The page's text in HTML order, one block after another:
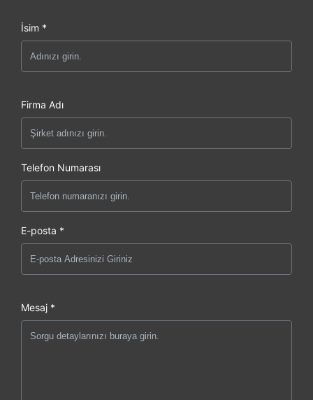
İsim *
Firma Adı
Telefon Numarası
E-posta *
Mesaj *